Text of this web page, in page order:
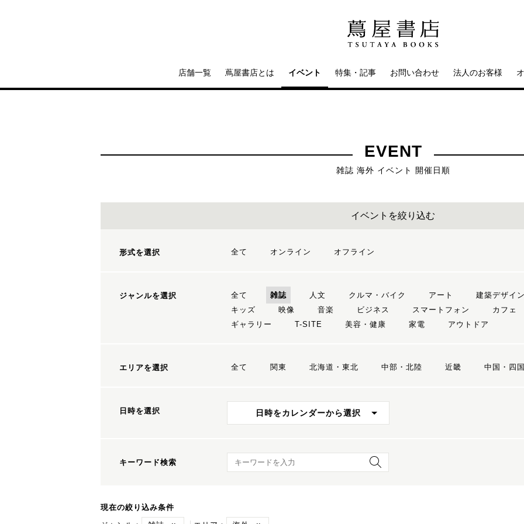
店舗一覧 蔦屋書店とは イベント 特集・記事 お問い合わせ 法人のお客様
EVENT
雑誌 海外 イベント 開催日順
イベントを絞り込む
形式を選択 全て オンライン オフライン
ジャンルを選択 全て 雑誌 人文 クルマ・バイク アート 建築デザイン
キッズ
映像 音楽 ビジネス スマートフォン カフェ
ギャラリー
T-SITE 美容・健康 家電 アウトドア
エリアを選択 全て 関東 北海道・東北 中部・北陸 近畿 中国・四国
日時を選択 日時をカレンダーから選択
キーワード検索 キーワード検索
現在の絞り込み条件